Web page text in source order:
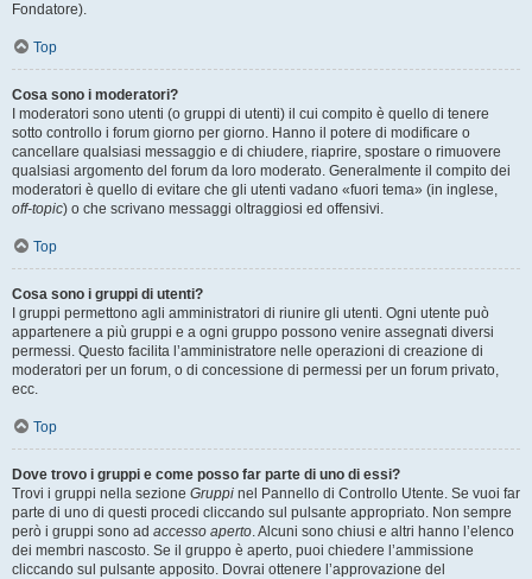
Fondatore).
Top
Cosa sono i moderatori?
I moderatori sono utenti (o gruppi di utenti) il cui compito è quello di tenere
sotto controllo i forum giorno per giorno. Hanno il potere di modificare o
cancellare qualsiasi messaggio e di chiudere, riaprire, spostare o rimuovere
qualsiasi argomento del forum da loro moderato. Generalmente il compito dei
moderatori è quello di evitare che gli utenti vadano «fuori tema» (in inglese,
off-topic) o che scrivano messaggi oltraggiosi ed offensivi.
Top
Cosa sono i gruppi di utenti?
I gruppi permettono agli amministratori di riunire gli utenti. Ogni utente può
appartenere a più gruppi e a ogni gruppo possono venire assegnati diversi
permessi. Questo facilita l’amministratore nelle operazioni di creazione di
moderatori per un forum, o di concessione di permessi per un forum privato,
ecc.
Top
Dove trovo i gruppi e come posso far parte di uno di essi?
Trovi i gruppi nella sezione Gruppi nel Pannello di Controllo Utente. Se vuoi far
parte di uno di questi procedi cliccando sul pulsante appropriato. Non sempre
però i gruppi sono ad accesso aperto. Alcuni sono chiusi e altri hanno l’elenco
dei membri nascosto. Se il gruppo è aperto, puoi chiedere l’ammissione
cliccando sul pulsante apposito. Dovrai ottenere l’approvazione del